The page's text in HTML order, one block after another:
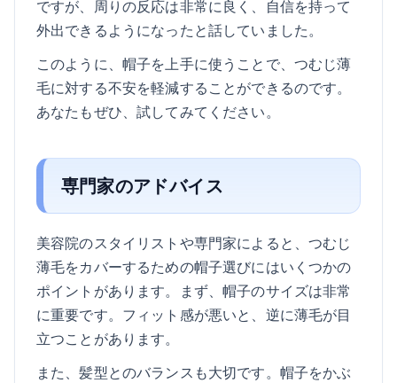
ですが、周りの反応は非常に良く、自信を持って
外出できるようになったと話していました。
このように、帽子を上手に使うことで、つむじ薄
毛に対する不安を軽減することができるのです。
あなたもぜひ、試してみてください。
専門家のアドバイス
美容院のスタイリストや専門家によると、つむじ
薄毛をカバーするための帽子選びにはいくつかの
ポイントがあります。まず、帽子のサイズは非常
に重要です。フィット感が悪いと、逆に薄毛が目
立つことがあります。
また、髪型とのバランスも大切です。帽子をかぶ